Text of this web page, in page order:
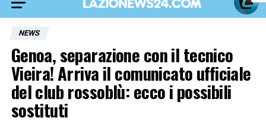
NEWS
Genoa, separazione con il tecnico
Vieira! Arriva il comunicato ufficiale
del club rossoblù: ecco i possibili
sostituti